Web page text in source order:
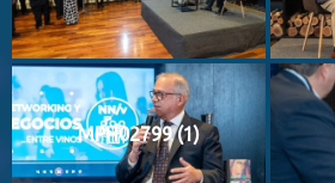
MPH02799 (1)